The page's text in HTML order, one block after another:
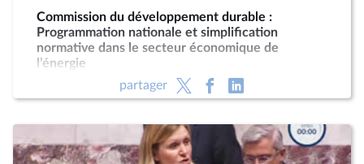
Commission du développement durable :
Programmation nationale et simplification
normative dans le secteur économique de
l’énergie
partager